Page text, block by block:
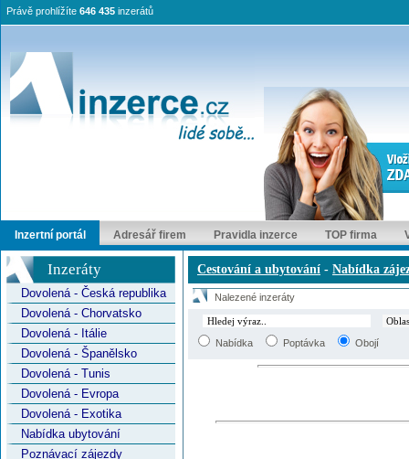
Právě prohlížíte 646 435 inzerátů
Inzertní portál Adresář firem Pravidla inzerce TOP firma
Inzeráty
Dovolená - Česká republika
Dovolená - Chorvatsko
Dovolená - Itálie
Dovolená - Španělsko
Dovolená - Tunis
Dovolená - Evropa
Dovolená - Exotika
Nabídka ubytování
Poznávací zájezdy
Cestování a ubytování - Nabídka
Nalezené inzeráty
Nabídka Poptávka Obojí